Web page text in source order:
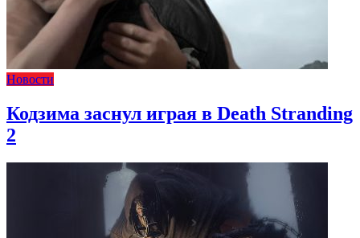
Новости
Кодзима заснул играя в Death Stranding
2